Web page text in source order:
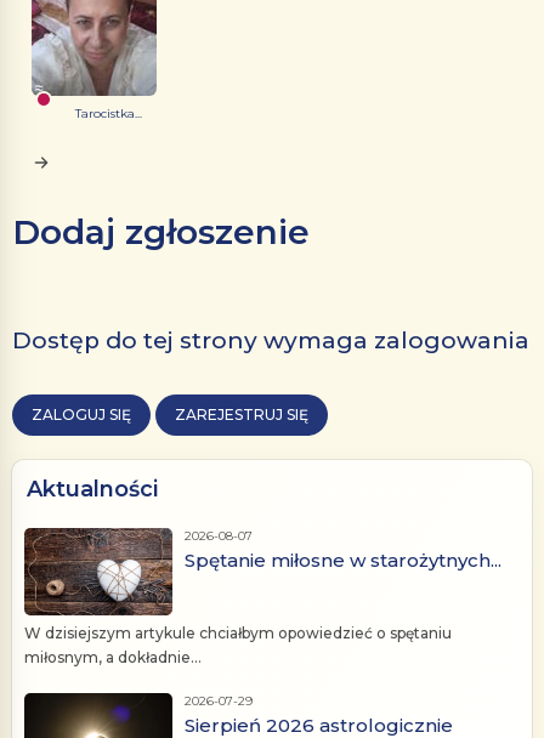
Tarocistka...
Dodaj zgłoszenie
Dostęp do tej strony wymaga zalogowania
ZALOGUJ SIĘ ZAREJESTRUJ SIĘ
Aktualności
2026-08-07
Spętanie miłosne w starożytnych...
W dzisiejszym artykule chciałbym opowiedzieć o spętaniu
miłosnym, a dokładnie...
2026-07-29
Sierpień 2026 astrologicznie